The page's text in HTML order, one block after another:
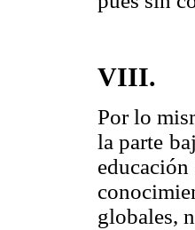
VIII.
Por lo
la parte
globales,